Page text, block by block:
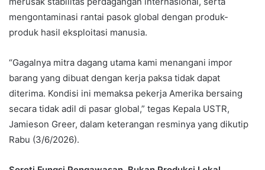
mengontaminasi rantai pasok global dengan produk-
produk hasil eksploitasi manusia.
“Gagalnya mitra dagang utama kami menangani impor
barang yang dibuat dengan kerja paksa tidak dapat
diterima. Kondisi ini memaksa pekerja Amerika bersaing
secara tidak adil di pasar global,” tegas Kepala USTR,
Jamieson Greer, dalam keterangan resminya yang dikutip
Rabu (3/6/2026).